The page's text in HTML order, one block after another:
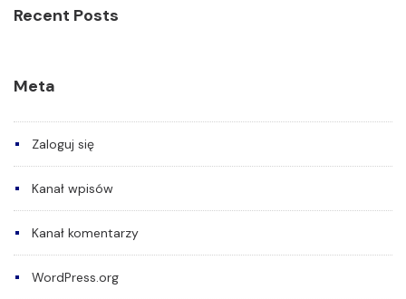
Recent Posts
Meta
Zaloguj się
Kanał wpisów
Kanał komentarzy
WordPress.org